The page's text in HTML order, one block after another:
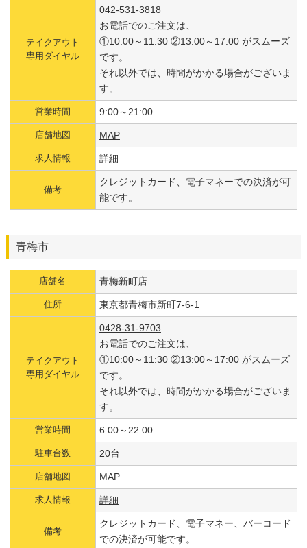
テイクアウト
専用ダイヤル
042-531-3818
お電話でのご注文は、
①10:00～11:30 ②13:00～17:00 がスムーズ
です。
それ以外では、時間がかかる場合がございま
す。
営業時間 9:00～21:00
店舗地図 MAP
求人情報 詳細
備考
クレジットカード、電子マネーでの決済が可
能です。
青梅市
店舗名 青梅新町店
住所 東京都青梅市新町7-6-1
テイクアウト
専用ダイヤル
0428-31-9703
お電話でのご注文は、
①10:00～11:30 ②13:00～17:00 がスムーズ
です。
それ以外では、時間がかかる場合がございま
す。
営業時間 6:00～22:00
駐車台数 20台
店舗地図 MAP
求人情報 詳細
備考
クレジットカード、電子マネー、バーコード
での決済が可能です。